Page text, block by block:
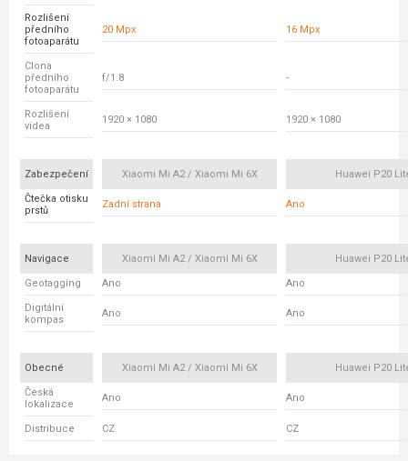
Rozlišení
předního
fotoaparátu
20 Mpx 16 Mpx
Clona
předního
fotoaparátu
f/1.8 -
Rozlišení
videa
1920 × 1080 1920 × 1080
Zabezpečení Xiaomi Mi A2 / Xiaomi Mi 6X Huawei P20
Čtečka otisku
prstů
Zadní strana Ano
Navigace Xiaomi Mi A2 / Xiaomi Mi 6X Huawei P20
Geotagging Ano Ano
Digitální
kompas
Ano Ano
Obecné Xiaomi Mi A2 / Xiaomi Mi 6X Huawei P20
Česká
lokalizace
Ano Ano
Distribuce CZ CZ